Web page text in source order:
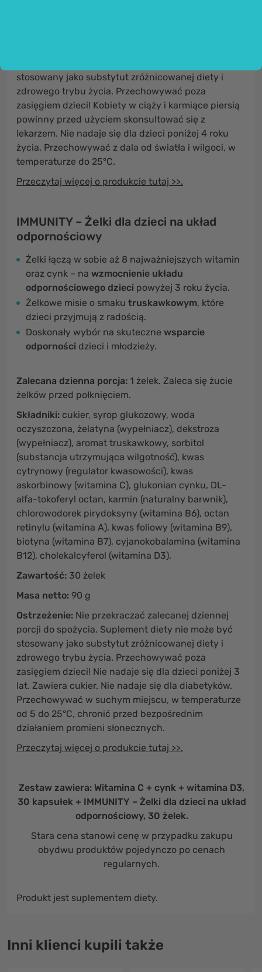
stosowany jako substytut zróżnicowanej diety i
zdrowego trybu życia. Przechowywać poza
zasięgiem dzieci! Kobiety w ciąży i karmiące piersią
powinny przed użyciem skonsultować się z
lekarzem. Nie nadaje się dla dzieci poniżej 4 roku
życia. Przechowywać z dala od światła i wilgoci, w
temperaturze do 25°C.
Przeczytaj więcej o produkcie tutaj >>.
IMMUNITY – Żelki dla dzieci na układ
odpornościowy
Żelki łączą w sobie aż 8 najważniejszych witamin
oraz cynk – na wzmocnienie układu
odpornościowego dzieci powyżej 3 roku życia.
Żelkowe misie o smaku truskawkowym, które
dzieci przyjmują z radością.
Doskonały wybór na skuteczne wsparcie
odporności dzieci i młodzieży.
Zalecana dzienna porcja: 1 żelek. Zaleca się żucie
żelków przed połknięciem.
Składniki: cukier, syrop glukozowy, woda
oczyszczona, żelatyna (wypełniacz), dekstroza
(wypełniacz), aromat truskawkowy, sorbitol
(substancja utrzymująca wilgotność), kwas
cytrynowy (regulator kwasowości), kwas
askorbinowy (witamina C), glukonian cynku, DL-
alfa-tokoferyl octan, karmin (naturalny barwnik),
chlorowodorek pirydoksyny (witamina B6), octan
retinylu (witamina A), kwas foliowy (witamina B9),
biotyna (witamina B7), cyjanokobalamina (witamina
B12), cholekalcyferol (witamina D3).
Zawartość: 30 żelek
Masa netto: 90 g
Ostrzeżenie: Nie przekraczać zalecanej dziennej
porcji do spożycia. Suplement diety nie może być
stosowany jako substytut zróżnicowanej diety i
zdrowego trybu życia. Przechowywać poza
zasięgiem dzieci! Nie nadaje się dla dzieci poniżej 3
lat. Zawiera cukier. Nie nadaje się dla diabetyków.
Przechowywać w suchym miejscu, w temperaturze
od 5 do 25°C, chronić przed bezpośrednim
działaniem promieni słonecznych.
Przeczytaj więcej o produkcie tutaj >>.
Zestaw zawiera: Witamina C + cynk + witamina D3,
30 kapsułek + IMMUNITY – Żelki dla dzieci na układ
odpornościowy, 30 żelek.
Stara cena stanowi cenę w przypadku zakupu
obydwu produktów pojedynczo po cenach
regularnych.
Produkt jest suplementem diety.
Inni klienci kupili także